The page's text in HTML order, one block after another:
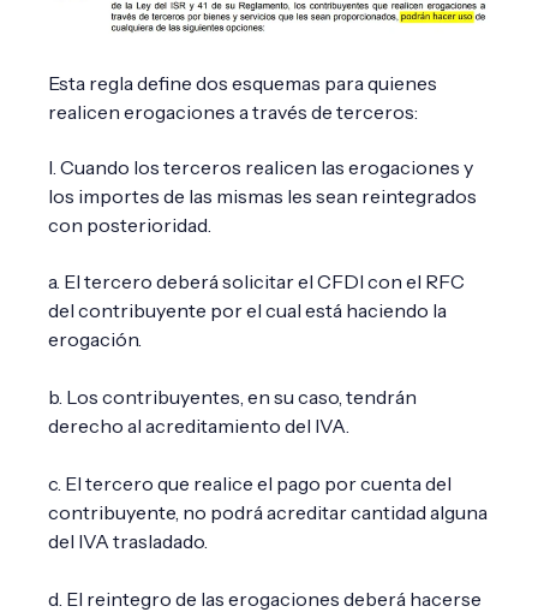
Esta regla define dos esquemas para quienes
realicen erogaciones a través de terceros:
I. Cuando los terceros realicen las erogaciones y
los importes de las mismas les sean reintegrados
con posterioridad.
a. El tercero deberá solicitar el CFDI con el RFC
del contribuyente por el cual está haciendo la
erogación.
b. Los contribuyentes, en su caso, tendrán
derecho al acreditamiento del IVA.
c. El tercero que realice el pago por cuenta del
contribuyente, no podrá acreditar cantidad alguna
del IVA trasladado.
d. El reintegro de las erogaciones deberá hacerse